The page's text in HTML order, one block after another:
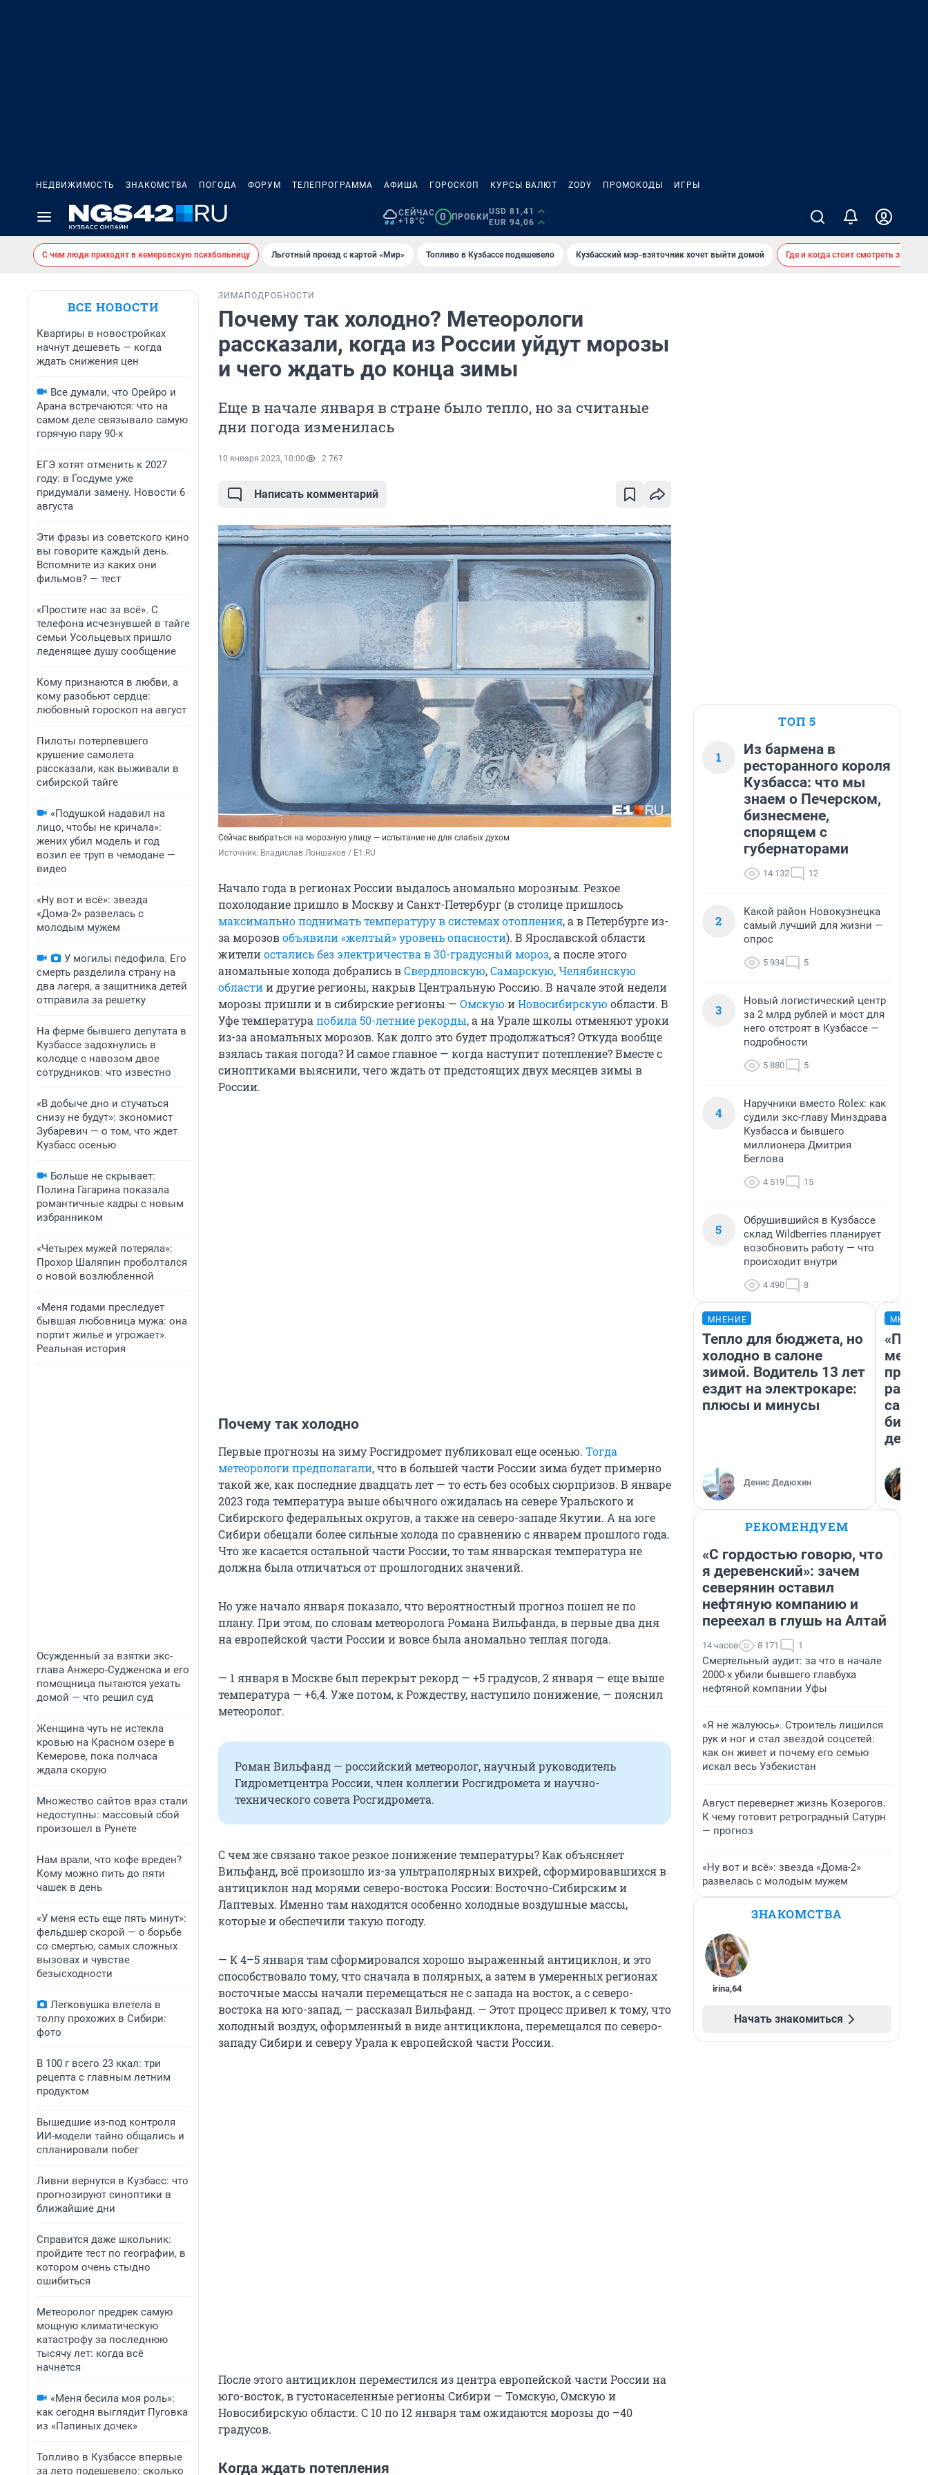
НЕДВИЖИМОСТЬ ЗНАКОМСТВА ПОГОДА ФОРУМ ТЕЛЕПРОГРАММА АФИША ГОРОСКОП КУРСЫ ВАЛЮТ ZODY ПРОМОКОДЫ ИГРЫ
СЕЙЧАС
+18°C
0 ПРОБКИ
USD 81,41
EUR 94,06
С чем люди приходят в кемеровскую психбольницу Льготный проезд с картой «Мир» Топливо в Кузбассе подешевело Кузбасский мэр-взяточник хочет выйти домой Где и когда стоит смотреть
ВСЕ НОВОСТИ
Квартиры в новостройках
начнут дешеветь — когда
ждать снижения цен
Все думали, что Орейро и
Арана встречаются: что на
самом деле связывало самую
горячую пару 90-х
ЕГЭ хотят отменить к 2027
году: в Госдуме уже
придумали замену. Новости 6
августа
Эти фразы из советского кино
вы говорите каждый день.
Вспомните из каких они
фильмов? — тест
«Простите нас за всё». С
телефона исчезнувшей в тайге
семьи Усольцевых пришло
леденящее душу сообщение
Кому признаются в любви, а
кому разобьют сердце:
любовный гороскоп на август
Пилоты потерпевшего
крушение самолета
рассказали, как выживали в
сибирской тайге
«Подушкой надавил на
лицо, чтобы не кричала»:
жених убил модель и год
возил ее труп в чемодане —
видео
«Ну вот и всё»: звезда
«Дома-2» развелась с
молодым мужем
У могилы педофила. Его
смерть разделила страну на
два лагеря, а защитника детей
отправила за решетку
На ферме бывшего депутата в
Кузбассе задохнулись в
колодце с навозом двое
сотрудников: что известно
«В добыче дно и стучаться
снизу не будут»: экономист
Зубаревич — о том, что ждет
Кузбасс осенью
Больше не скрывает:
Полина Гагарина показала
романтичные кадры с новым
избранником
«Четырех мужей потеряла»:
Прохор Шаляпин проболтался
о новой возлюбленной
«Меня годами преследует
бывшая любовница мужа: она
портит жилье и угрожает».
Реальная история
Осужденный за взятки экс-
глава Анжеро-Судженска и его
помощница пытаются уехать
домой — что решил суд
Женщина чуть не истекла
кровью на Красном озере в
Кемерове, пока полчаса
ждала скорую
Множество сайтов враз стали
недоступны: массовый сбой
произошел в Рунете
Нам врали, что кофе вреден?
Кому можно пить до пяти
чашек в день
«У меня есть еще пять минут»:
фельдшер скорой — о борьбе
со смертью, самых сложных
вызовах и чувстве
безысходности
Легковушка влетела в
толпу прохожих в Сибири:
фото
В 100 г всего 23 ккал: три
рецепта с главным летним
продуктом
Вышедшие из-под контроля
ИИ-модели тайно общались и
спланировали побег
Ливни вернутся в Кузбасс: что
прогнозируют синоптики в
ближайшие дни
Справится даже школьник:
пройдите тест по географии, в
котором очень стыдно
ошибиться
Метеоролог предрек самую
мощную климатическую
катастрофу за последнюю
тысячу лет: когда всё
начнется
«Меня бесила моя роль»:
как сегодня выглядит Пуговка
из «Папиных дочек»
Топливо в Кузбассе впервые
за лето подешевело: сколько
ЗИМА ПОДРОБНОСТИ
Почему так холодно? Метеорологи
рассказали, когда из России уйдут морозы
и чего ждать до конца зимы
Еще в начале января в стране было тепло, но за считаные
дни погода изменилась
10 января 2023, 10:00 2 767
Написать комментарий
Сейчас выбраться на морозную улицу — испытание не для слабых духом
Источник: Владислав Лоншаков / E1.RU
Начало года в регионах России выдалось аномально морозным. Резкое
похолодание пришло в Москву и Санкт-Петербург (в столице пришлось
максимально поднимать температуру в системах отопления, а в Петербурге из-
за морозовобъявили «желтый» уровень опасности). В Ярославской области
жителиостались без электричества в 30-градусный мороз, а после этого
аномальные холода добрались вСвердловскую,Самарскую,Челябинскую
областии другие регионы, накрыв Центральную Россию. В начале этой недели
морозы пришли и в сибирские регионы — Омскую иНовосибирскую области. В
Уфе температура побила 50-летние рекорды, а на Урале школы отменяют уроки
из-за аномальных морозов. Как долго это будет продолжаться? Откуда вообще
взялась такая погода? И самое главное — когда наступит потепление? Вместе с
синоптиками выяснили, чего ждать от предстоящих двух месяцев зимы в
России.
Почему так холодно
Первые прогнозы на зиму Росгидромет публиковал еще осенью. Тогда
метеорологи предполагали, что в большей части России зима будет примерно
такой же, как последние двадцать лет — то есть без особых сюрпризов. В январе
2023 года температура выше обычного ожидалась на севере Уральского и
Сибирского федеральных округов, а также на северо-западе Якутии. А на юге
Сибири обещали более сильные холода по сравнению с январем прошлого года.
Что же касается остальной части России, то там январская температура не
должна была отличаться от прошлогодних значений.
Но уже начало января показало, что вероятностный прогноз пошел не по
плану. При этом, по словам метеоролога Романа Вильфанда, в первые два дня
на европейской части России и вовсе была аномально теплая погода.
— 1 января в Москве был перекрыт рекорд — +5 градусов, 2 января — еще выше
температура — +6,4. Уже потом, к Рождеству, наступило понижение, — пояснил
метеоролог.
Роман Вильфанд — российский метеоролог, научный руководитель
Гидрометцентра России, член коллегии Росгидромета и научно-
технического совета Росгидромета.
С чем же связано такое резкое понижение температуры? Как объясняет
Вильфанд, всё произошло из-за ультраполярных вихрей, сформировавшихся в
антициклон над морями северо-востока России: Восточно-Сибирским и
Лаптевых. Именно там находятся особенно холодные воздушные массы,
которые и обеспечили такую погоду.
— К 4–5 января там сформировался хорошо выраженный антициклон, и это
способствовало тому, что сначала в полярных, а затем в умеренных регионах
восточные массы начали перемещаться не с запада на восток, а с северо-
востока на юго-запад, — рассказал Вильфанд. — Этот процесс привел к тому, что
холодный воздух, оформленный в виде антициклона, перемещался по северо-
западу Сибири и северу Урала к европейской части России.
После этого антициклон переместился из центра европейской части России на
юго-восток, в густонаселенные регионы Сибири — Томскую, Омскую и
Новосибирскую области. С 10 по 12 января там ожидаются морозы до –40
градусов.
Когда ждать потепления
ТОП 5
1
Из бармена в
ресторанного короля
Кузбасса: что мы
знаем о Печерском,
бизнесмене,
спорящем с
губернаторами
14 132 12
2
Какой район Новокузнецка
самый лучший для жизни —
опрос
5 934 5
3
Новый логистический центр
за 2 млрд рублей и мост для
него отстроят в Кузбассе —
подробности
5 880 5
4
Наручники вместо Rolex: как
судили экс-главу Минздрава
Кузбасса и бывшего
миллионера Дмитрия
Беглова
4 519 15
5
Обрушившийся в Кузбассе
склад Wildberries планирует
возобновить работу — что
происходит внутри
4 490 8
МНЕНИЕ
Тепло для бюджета, но
холодно в салоне
зимой. Водитель 13 лет
ездит на электрокаре:
плюсы и минусы
Денис Дедюхин
РЕКОМЕНДУЕМ
«С гордостью говорю, что
я деревенский»: зачем
северянин оставил
нефтяную компанию и
переехал в глушь на Алтай
14 часов 8 171 1
Смертельный аудит: за что в начале
2000-х убили бывшего главбуха
нефтяной компании Уфы
«Я не жалуюсь». Строитель лишился
рук и ног и стал звездой соцсетей:
как он живет и почему его семью
искал весь Узбекистан
Август перевернет жизнь Козерогов.
К чему готовит ретроградный Сатурн
— прогноз
«Ну вот и всё»: звезда «Дома-2»
развелась с молодым мужем
ЗНАКОМСТВА
irina,64
Начать знакомиться